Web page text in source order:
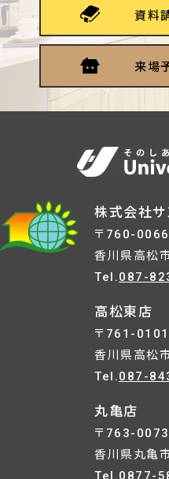
資料
来場
株式会社サ
〒760-0066
香川県高松
Tel.087-
高松東店
〒761-0101
香川県高松
Tel.087-
丸亀店
〒763-0073
香川県丸亀
Tel.0877-